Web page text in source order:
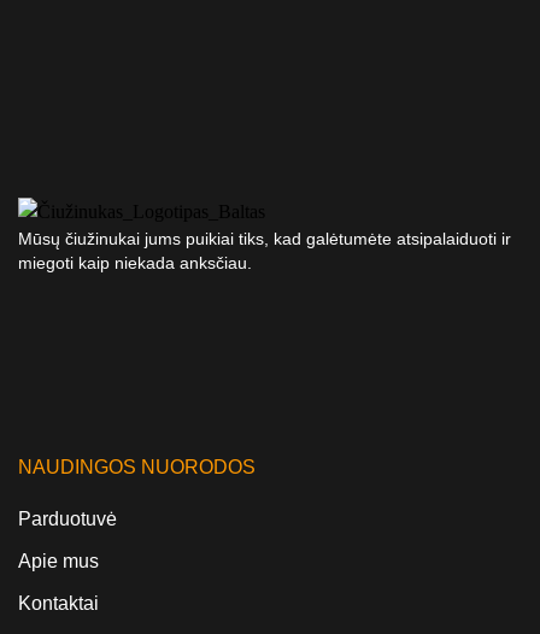
Mūsų čiužinukai jums puikiai tiks, kad galėtumėte atsipalaiduoti ir
miegoti kaip niekada anksčiau.
NAUDINGOS NUORODOS
Parduotuvė
Apie mus
Kontaktai